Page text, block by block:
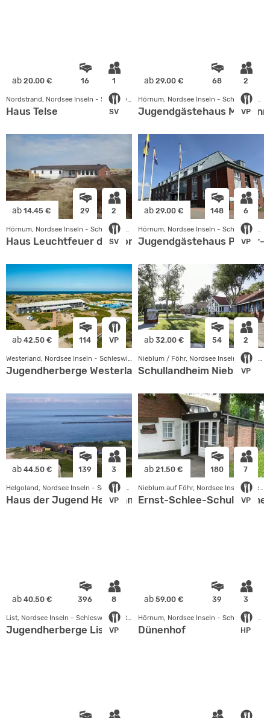
ab 20.00 € 16 1
SV
Nordstrand, Nordsee Inseln - Schleswig Holstein
Haus Telse
ab 29.00 € 68 2
VP
Hörnum, Nordsee Inseln - Schleswig Holstein
Jugendgästehaus
ab 14.45 € 29 2
SV
Haus Leuchtfeuer der Nordkirche
ab 29.00 € 148 6
VP
Jugendgästehaus Pidder-
ab 42.50 € 114 VP
Westerland, Nordsee Inseln - Schleswig Holstein
Jugendherberge Westerland
ab 32.00 € 54 2
VP
Nieblum / Föhr, Nordsee Inseln - Schleswig Holstein
Schullandheim Nieblum
ab 44.50 € 139 3
VP
Helgoland, Nordsee Inseln - Schleswig Holstein
Haus der Jugend Helgoland
ab 21.50 € 180 7
VP
Nieblum auf Föhr, Nordsee Inseln - Schleswig Holstein
Ernst-Schlee-
ab 40.50 € 396 8
VP
Jugendherberge List
ab 59.00 € 39 3
HP
Dünenhof